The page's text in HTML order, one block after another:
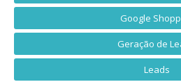
Google
Geração de
Leads